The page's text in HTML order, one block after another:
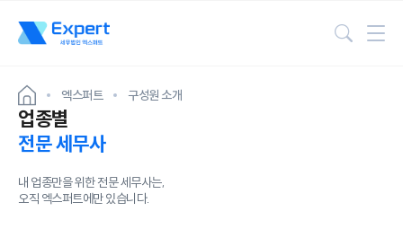
검색
업종별
전문 세무사
내 업종만을 위한 전문 세무사는,
오직 엑스퍼트에만 있습니다.
엑스퍼트 구성원 소개